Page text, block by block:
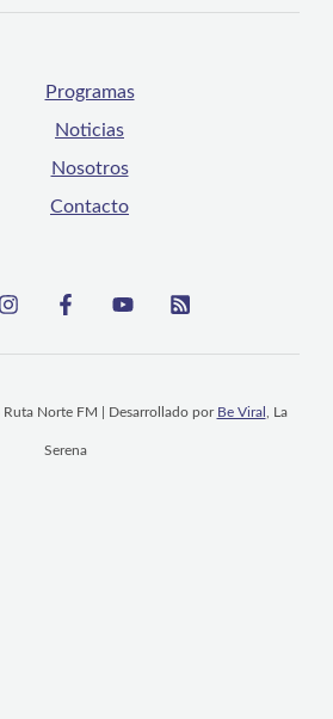
Programas
Noticias
Nosotros
Contacto
Norte FM | Desarrollado por Be Viral , La
Serena